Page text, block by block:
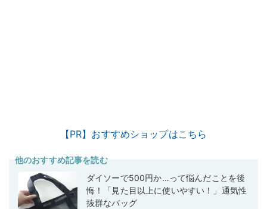
【PR】おすすめショップはこちら
他のおすすめ記事を読む
ダイソーで500円か…って悩んだことを後
悔！「見た目以上に使いやすい！」通気性
抜群なバッグ